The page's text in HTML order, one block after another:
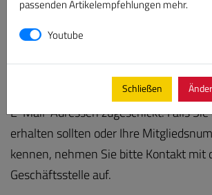
Passwort
anschließend ein neues Kennwort an
E-Mail-Adressen zugeschickt. Falls
erhalten sollten oder Ihre
kennen, nehmen Sie bitte Kontakt mit
Geschäftsstelle auf.
passenden Artikelempfehlungen mehr.
Youtube
Schließen